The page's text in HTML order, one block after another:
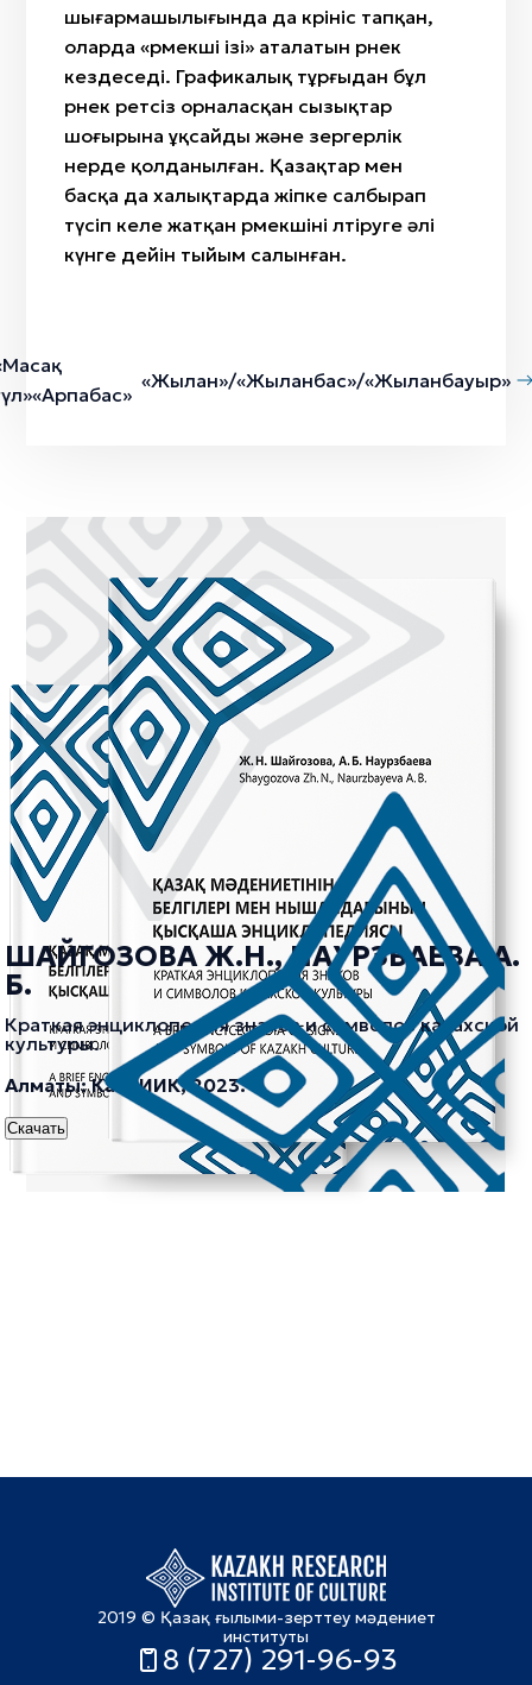
шығармашылығында да көрініс тапқан,
оларда «өрмекші ізі» аталатын өрнек
кездеседі. Графикалық тұрғыдан бұл
өрнек ретсіз орналасқан сызықтар
шоғырына ұқсайды және зергерлік
өнерде қолданылған. Қазақтар мен
басқа да халықтарда жіпке салбырап
түсіп келе жатқан өрмекшіні өлтіруге әлі
күнге дейін тыйым салынған.
«Жылан»/«Жыланбас»/«Жыланбауыр»
ШАЙГОЗОВА Ж.Н., НАУРЗБАЕВА А.
Б.
Краткая энциклопедия знаков и символов казахской
культуры.
Алматы: КазНИИК, 2023.
Скачать
2019 © Қазақ ғылыми-зерттеу мәдениет
институты
8 (727) 291-96-93